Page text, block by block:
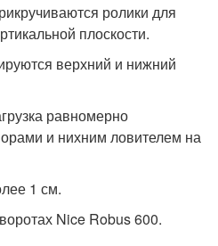
ролики для
плоскости.
верхний и нижний
равномерно
и нихним ловителем на
1 см.
Nice Robus 600.